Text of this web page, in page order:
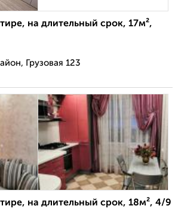
на длительный срок, 17м²,
Грузовая 123
на длительный срок, 18м², 4/9